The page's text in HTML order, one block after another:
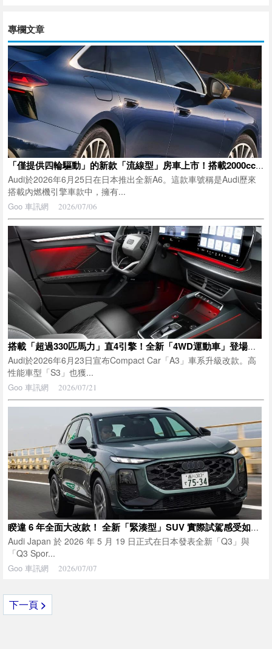
專欄文章
「僅提供四輪驅動」的新款「流線型」房車上市！搭載2000cc渦輪引擎，擁有272匹馬力！配備「高科技豪華內裝」的全新Audi A6登場
Audi於2026年6月25日在日本推出全新A6。這款車號稱是Audi歷來
搭載內燃機引擎車款中，擁有...
Goo 車訊網 2026/07/06
搭載「超過330匹馬力」直4引擎！全新「4WD運動車」登場！車長4.3m，比GR Corolla稍微更小！內裝全面更新，全新Audi「S3」德國規格車型受到關注
Audi於2026年6月23日宣布Compact Car「A3」車系升級改款。高
性能車型「S3」也獲...
Goo 車訊網 2026/07/21
睽違 6 年全面大改款！ 全新「緊湊型」SUV 實際試駕感受如何？ 全長約 4.5 公尺、恰到好處的車身尺碼，搭載 1500cc 渦輪引擎，還提供 4WD 車型！ Audi 全新「Q3」實力究竟如何？
Audi Japan 於 2026 年 5 月 19 日正式在日本發表全新「Q3」與
「Q3 Spor...
Goo 車訊網 2026/07/07
下一頁 >